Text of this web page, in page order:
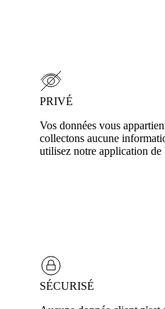
PRIVÉ
Vos données vous
collectons aucune
utilisez notre application de
SÉCURISÉ